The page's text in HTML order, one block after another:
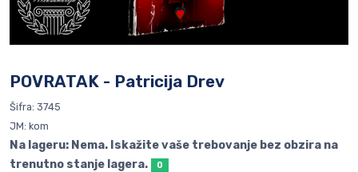
POVRATAK - Patricija Drev
Šifra: 3745
JM: kom
Na lageru: Nema. Iskažite vaše trebovanje bez obzira na
trenutno stanje lagera.
0